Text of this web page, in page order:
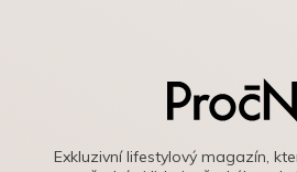
Exkluzivní lifestylový magazín,